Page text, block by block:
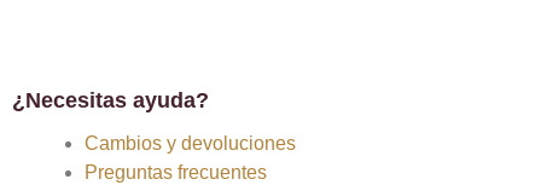
¿Necesitas ayuda?
Cambios y devoluciones
Preguntas frecuentes